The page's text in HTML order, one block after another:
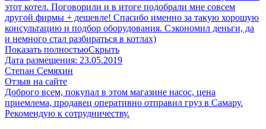
этот котел. Поговорили и в итоге подобрали мне совсем
другой фирмы + дешевле! Спасибо именно за такую хорошую
консультацию и подбор оборудования. Сэкономил деньги, да
и немного стал разбираться в котлах)
Показать полностьюСкрыть
Дата размещения: 23.05.2019
Степан Семяхин
Отзыв на сайте
Доброго всем, покупал в этом магазине насос, цена
приемлема, продавец оперативно отправил груз в Самару.
Рекомендую к сотрудничеству.